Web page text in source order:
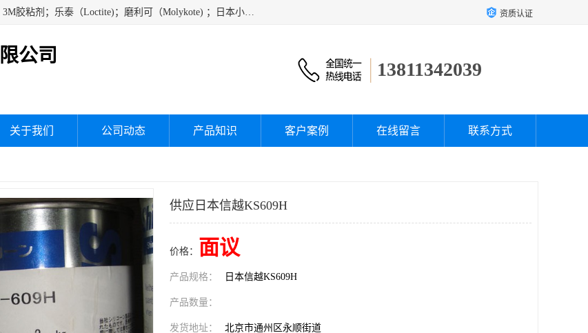
经销美国道康宁（DOW CORNING）硅胶；通用/东芝（GE/Toshiba）3M胶粘剂；乐泰（Loctite)；磨利可（Molykote) ；日本小西（KONISHI）硅胶；施敏打硬,硅胶；信越 产品；关东化成防潮披腹胶 ；三键；索尼；韩国Diabond，等各种电子电机电器进口硅胶产品、硅脂、硅油，经销美国道康宁（DOW CORNING）硅胶等 资质认证
公司
13811342039
关于我们 公司动态 产品知识 客户案例 在线留言 联系方式
供应日本信越KS609H
价格： 面议
产品规格： 日本信越KS609H
产品数量：
发货地址： 北京市通州区永顺街道